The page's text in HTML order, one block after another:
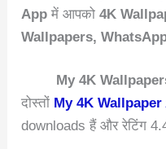
App में आपको4K
Wallpapers,
My 4K
दोस्तों My 4K Wallpaper
downloads हैं और रेटिंग